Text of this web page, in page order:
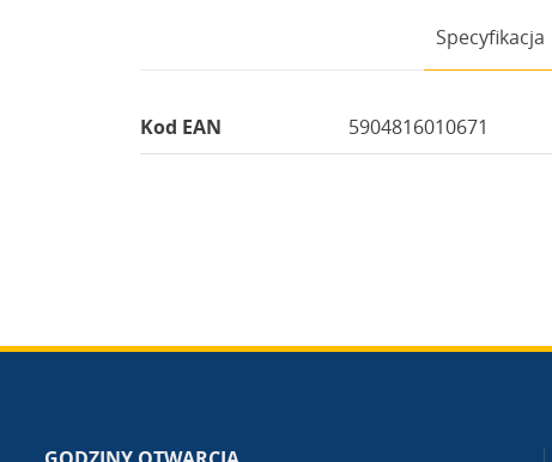
Specyfikacja
Kod EAN 5904816010671